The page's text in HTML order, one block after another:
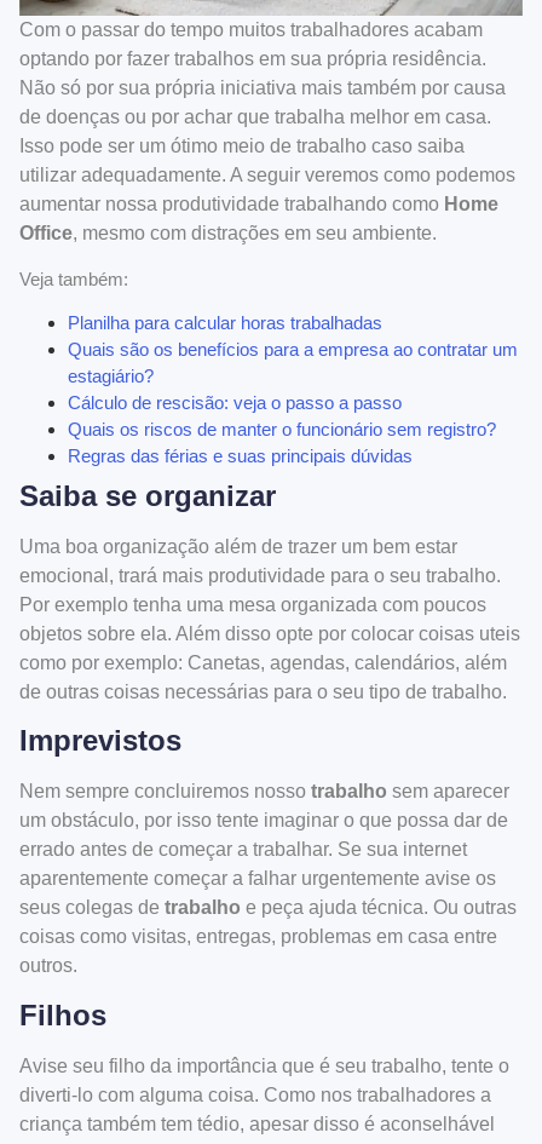
Com o passar do tempo muitos trabalhadores acabam
optando por fazer trabalhos em sua própria residência.
Não só por sua própria iniciativa mais também por causa
de doenças ou por achar que trabalha melhor em casa.
Isso pode ser um ótimo meio de trabalho caso saiba
utilizar adequadamente. A seguir veremos como podemos
aumentar nossa produtividade trabalhando como Home
Office, mesmo com distrações em seu ambiente.
Veja também:
Planilha para calcular horas trabalhadas
Quais são os benefícios para a empresa ao contratar um
estagiário?
Cálculo de rescisão: veja o passo a passo
Quais os riscos de manter o funcionário sem registro?
Regras das férias e suas principais dúvidas
Saiba se organizar
Uma boa organização além de trazer um bem estar
emocional, trará mais produtividade para o seu trabalho.
Por exemplo tenha uma mesa organizada com poucos
objetos sobre ela. Além disso opte por colocar coisas uteis
como por exemplo: Canetas, agendas, calendários, além
de outras coisas necessárias para o seu tipo de trabalho.
Imprevistos
Nem sempre concluiremos nosso trabalho sem aparecer
um obstáculo, por isso tente imaginar o que possa dar de
errado antes de começar a trabalhar. Se sua internet
aparentemente começar a falhar urgentemente avise os
seus colegas de trabalho e peça ajuda técnica. Ou outras
coisas como visitas, entregas, problemas em casa entre
outros.
Filhos
Avise seu filho da importância que é seu trabalho, tente o
diverti-lo com alguma coisa. Como nos trabalhadores a
criança também tem tédio, apesar disso é aconselhável